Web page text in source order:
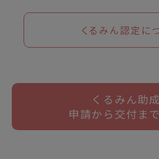
くるみん認定に
くるみん助
申請から交付ま